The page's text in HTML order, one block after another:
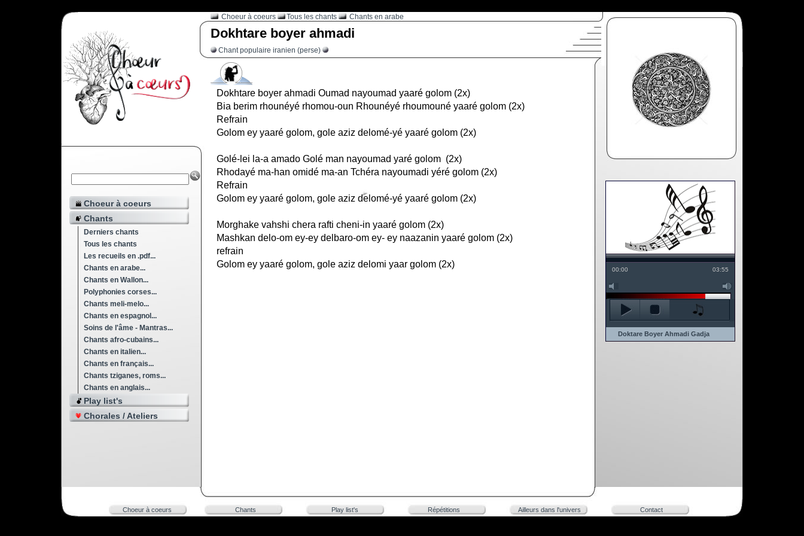
Choeur à coeurs
Chants
Derniers chants
Tous les chants
Les recueils en .pdf...
Chants en arabe...
Chants en Wallon...
Polyphonies corses...
Chants meli-melo...
Chants en espagnol...
Soins de l'âme - Mantras...
Chants afro-cubains...
Chants en italien...
Chants en français...
Chants tziganes, roms...
Chants en anglais...
Play list's
Chorales / Ateliers
Choeur à coeurs Tous les chants Chants en arabe
00:00 03:55
Doktare Boyer Ahmadi Gadja
Dokhtare boyer ahmadi
Chant populaire iranien (perse)
Dokhtare boyer ahmadi Oumad nayoumad yaaré golom (2x)
Bia berim rhounéyé rhomou-oun Rhounéyé rhoumouné yaaré golom (2x)
Refrain
Golom ey yaaré golom, gole aziz delomé-yé yaaré golom (2x)
Golé-lei la-a amado Golé man nayoumad yaré golom (2x)
Rhodayé ma-han omidé ma-an Tchéra nayoumadi yéré golom (2x)
Refrain
Golom ey yaaré golom, gole aziz delomé-yé yaaré golom (2x)
Morghake vahshi chera rafti cheni-in yaaré golom (2x)
Mashkan delo-om ey-ey delbaro-om ey- ey naazanin yaaré golom (2x)
refrain
Golom ey yaaré golom, gole aziz delomi yaar golom (2x)
Choeur à coeurs Chants Play list's Répétitions Ailleurs dans l'univers Contact